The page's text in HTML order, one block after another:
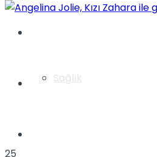
Sağlık
Müzik
25